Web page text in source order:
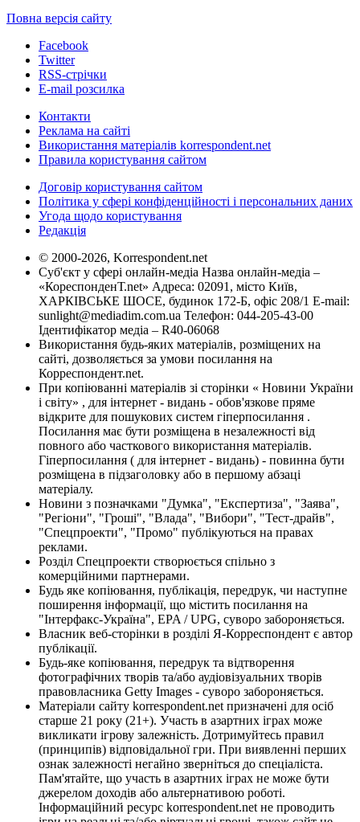
Повна версія сайту
Facebook
Twitter
RSS-стрічки
E-mail розсилка
Контакти
Реклама на сайті
Використання матеріалів korrespondent.net
Правила користування сайтом
Договір користування сайтом
Політика у сфері конфіденційності і персональних даних
Угода щодо користування
Редакція
© 2000-2026, Korrespondent.net
Суб'єкт у сфері онлайн-медіа Назва онлайн-медіа –
«КореспонденТ.net» Адреса: 02091, місто Київ,
ХАРКІВСЬКЕ ШОСЕ, будинок 172-Б, офіс 208/1 E-mail:
sunlight@mediadim.com.ua Телефон: 044-205-43-00
Ідентифікатор медіа – R40-06068
Використання будь-яких матеріалів, розміщених на
сайті, дозволяється за умови посилання на
Корреспондент.net.
При копіюванні матеріалів зі сторінки « Новини України
і світу» , для інтернет - видань - обов'язкове пряме
відкрите для пошукових систем гіперпосилання .
Посилання має бути розміщена в незалежності від
повного або часткового використання матеріалів.
Гіперпосилання ( для інтернет - видань) - повинна бути
розміщена в підзаголовку або в першому абзаці
матеріалу.
Новини з позначками "Думка", "Експертиза", "Заява",
"Регіони", "Гроші", "Влада", "Вибори", "Тест-драйв",
"Спецпроекти", "Промо" публікуються на правах
реклами.
Розділ Спецпроекти створюється спільно з
комерційними партнерами.
Будь яке копіювання, публікація, передрук, чи наступне
поширення інформації, що містить посилання на
"Інтерфакс-Україна", EPA / UPG, суворо забороняється.
Власник веб-сторінки в розділі Я-Корреспондент є автор
публікації.
Будь-яке копіювання, передрук та відтворення
фотографічних творів та/або аудіовізуальних творів
правовласника Getty Images - суворо забороняється.
Матеріали сайту korrespondent.net призначені для осіб
старше 21 року (21+). Участь в азартних іграх може
викликати ігрову залежність. Дотримуйтесь правил
(принципів) відповідальної гри. При виявленні перших
ознак залежності негайно зверніться до спеціаліста.
Пам'ятайте, що участь в азартних іграх не може бути
джерелом доходів або альтернативою роботі.
Інформаційний ресурс korrespondent.net не проводить